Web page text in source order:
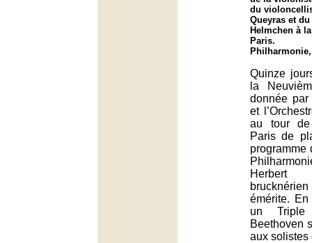
du
Queyras et
Helmchen à
Paris.
Quinze
la
donnée par
et
au tour de
Paris de
programme
Herbert
émérite. En
un Triple
Beethoven
aux solistes